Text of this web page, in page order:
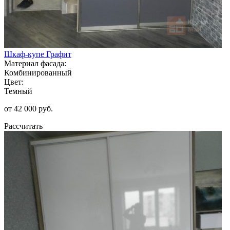
Шкаф-купе Графит
Материал фасада:
Комбинированный
Цвет:
Темный
от 42 000 руб.
Рассчитать